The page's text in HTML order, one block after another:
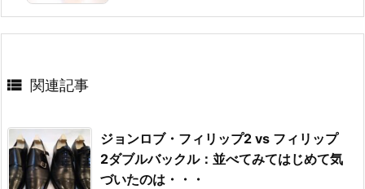
 関連記事
ジョンロブ・フィリップ2 vs フィリップ
2ダブルバックル：並べてみてはじめて気
づいたのは・・・